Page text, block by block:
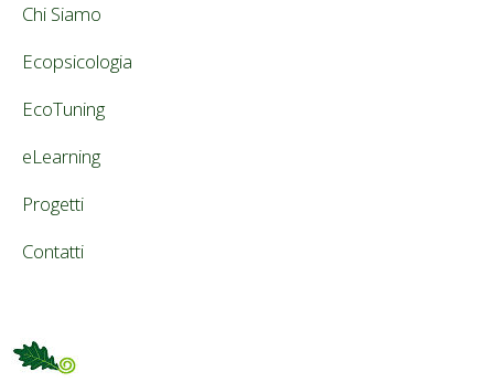
Chi Siamo
Ecopsicologia
EcoTuning
eLearning
Progetti
Contatti